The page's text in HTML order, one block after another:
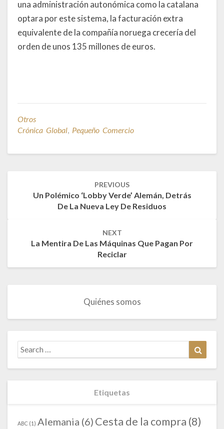
una administración autonómica como la catalana
optara por este sistema, la facturación extra
equivalente de la compañía noruega crecería del
orden de unos 135 millones de euros.
Otros
Crónica Global, Pequeño Comercio
PREVIOUS
Un Polémico ‘lobby Verde’ Alemán, Detrás
De La Nueva Ley De Residuos
NEXT
La Mentira De Las Máquinas Que Pagan Por
Reciclar
Quiénes somos
Search
for:
Etiquetas
ABC (1) Alemania (6) Cesta de la compra (8)